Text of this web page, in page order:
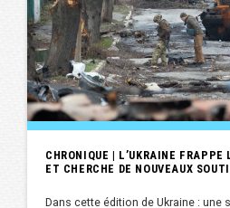
CHRONIQUE | L’UKRAINE FRAPPE
ET CHERCHE DE NOUVEAUX
Dans cette édition de Ukraine : une